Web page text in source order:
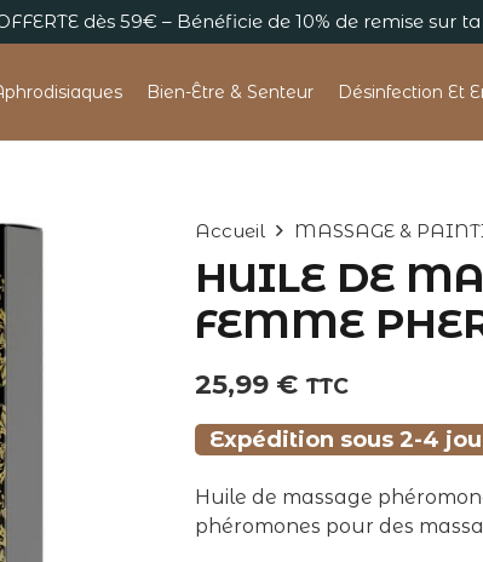
dès 59€ – Bénéficie de 10% de remise sur
Bien-Être & Senteur Désinfection Et
Accueil MASSAGE &
HUILE DE
FEMME
25,99 € TTC
Expédition sous 2-4
Huile de massage
phéromones pour des